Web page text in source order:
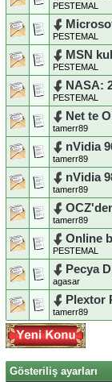
PESTEMAL
PESTEMAL
MSN
PESTEMAL
NASA:
PESTEMAL
Net te
tamerr89
nVidia
tamerr89
nVidia
tamerr89
tamerr89
Online
PESTEMAL
Pecya
agasar
Plextor
tamerr89
Gösteriliş ayarları